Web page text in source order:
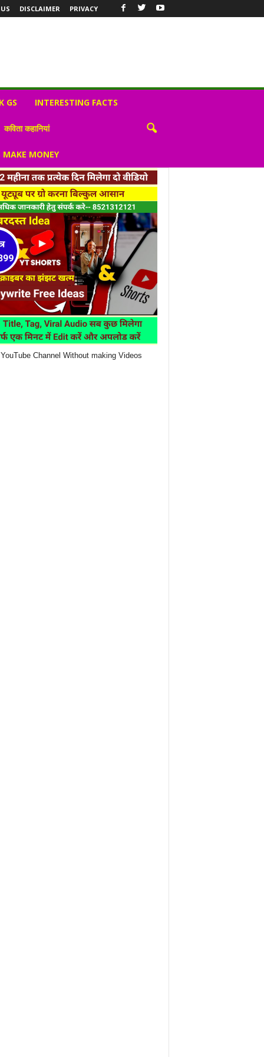
DISCLAIMER PRIVACY
GS INTERESTING FACTS
कविता कहानियां
MONEY
Channel Without making Videos